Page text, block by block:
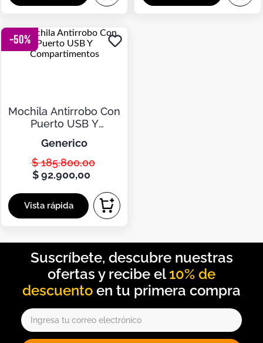
-50%
Mochila Antirrobo Con
Puerto USB Y
Compartimentos
generico
$ 185.800,00
$ 92.900,00
10% de
descuento